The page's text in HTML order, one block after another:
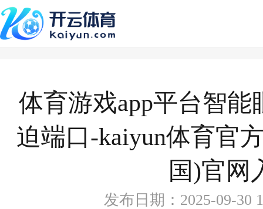
体育游戏app平台智
迫端口-kaiyun体育官
国)官网
发布日期：2025-09-